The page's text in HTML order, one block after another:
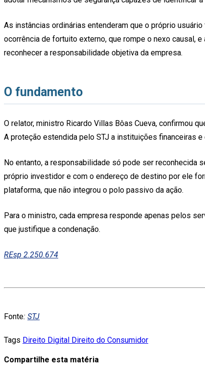
As instâncias ordinárias entenderam que o próprio
ocorrência de fortuito externo, que rompe o nexo causal,
reconhecer a responsabilidade objetiva da empresa.
O fundamento
O relator, ministro Ricardo Villas Bôas Cueva, confirmou
A proteção estendida pelo STJ a instituições financeiras
No entanto, a responsabilidade só pode ser reconhecida
próprio investidor e com o endereço de destino por ele
plataforma, que não integrou o polo passivo da ação.
Para o ministro, cada empresa responde apenas pelos
que justifique a condenação.
REsp 2.250.674
Fonte: STJ
Tags Direito Digital Direito do Consumidor
Compartilhe esta matéria